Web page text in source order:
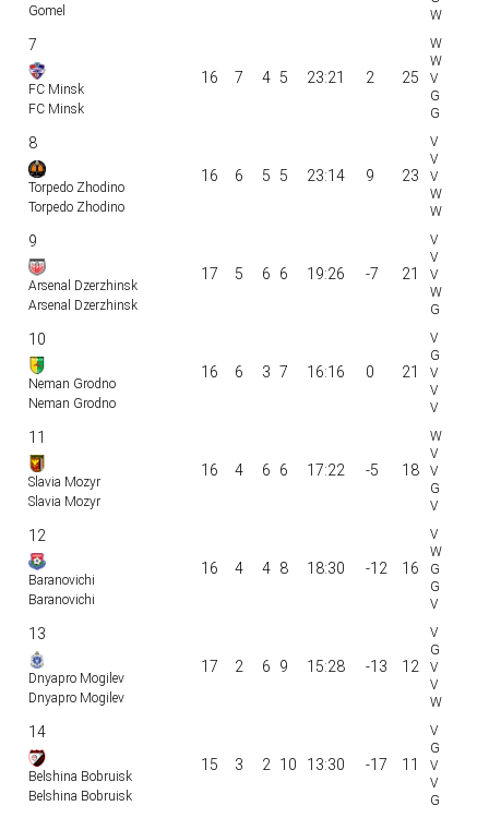
Gomel
7
FC Minsk
FC Minsk
16 7 4 5 23:21 2 25
8
Torpedo Zhodino
Torpedo Zhodino
16 6 5 5 23:14 9 23
9
Arsenal Dzerzhinsk
Arsenal Dzerzhinsk
17 5 6 6 19:26 -7 21
10
Neman Grodno
Neman Grodno
16 6 3 7 16:16 0 21
11
Slavia Mozyr
Slavia Mozyr
16 4 6 6 17:22 -5 18
12
Baranovichi
Baranovichi
16 4 4 8 18:30 -12 16
13
Dnyapro Mogilev
Dnyapro Mogilev
17 2 6 9 15:28 -13 12
14
Belshina Bobruisk
Belshina Bobruisk
15 3 2 10 13:30 -17 11